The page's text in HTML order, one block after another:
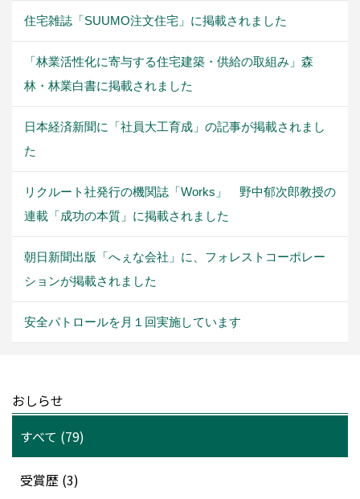
住宅雑誌「SUUMO注文住宅」に掲載されました
「林業活性化に寄与する住宅建築・供給の取組み」森
林・林業白書に掲載されました
日本経済新聞に「社員大工育成」の記事が掲載されまし
た
リクルート社発行の機関誌「Works」 野中郁次郎教授の
連載「成功の本質」に掲載されました
朝日新聞出版「へぇな会社」に、フォレストコーポレー
ションが掲載されました
安全パトロールを月１回実施しています
おしらせ
すべて (79)
受賞歴 (3)